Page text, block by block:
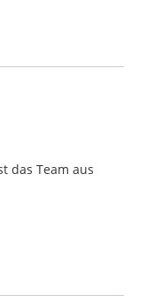
das Team aus